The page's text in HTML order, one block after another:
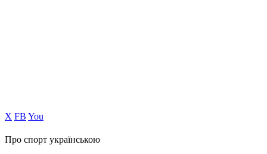
Х FB You
Про спорт українською